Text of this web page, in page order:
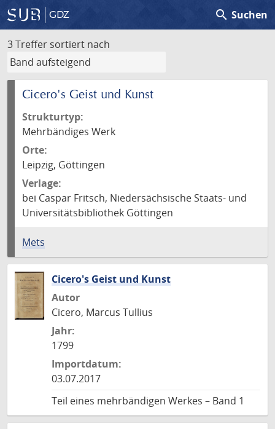
GDZ search Suchen
3 Treffer sortiert nach
Cicero's Geist und Kunst
Strukturtyp:
Mehrbändiges Werk
Orte:
Leipzig, Göttingen
Verlage:
bei Caspar Fritsch, Niedersächsische Staats- und
Universitätsbibliothek Göttingen
Mets
Cicero's Geist und Kunst
Autor
Cicero, Marcus Tullius
Jahr:
1799
Importdatum:
03.07.2017
Teil eines mehrbändigen Werkes – Band 1